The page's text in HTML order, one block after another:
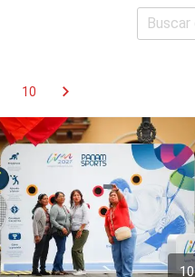
10 chevron_right
10